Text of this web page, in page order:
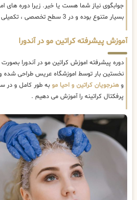
جوابگوی نیاز شما هست یا خیر. زیرا دوره های
بسیار متنوع بوده و در 3 سطح تخصصی ، تکمیلی ، مربیگری برگزار میشوند.
آموزش پیشرفته کراتین مو در آندورا
دوره پیشرفته اموزش کراتین مو در آندورا بصورت
نخستین بار توسط اموزشگاه عریس طراحی شده و
و هنرجویان کراتین و احیا مو به طور کامل و در
پرفکتال کراتینه را آموزش می دهیم .